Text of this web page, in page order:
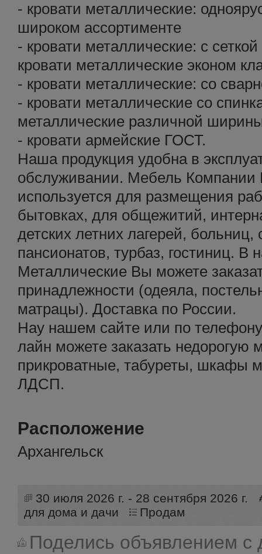
- кровати металлические:
широком ассортименте
- кровати металлические: с
кровати металлические эконом
- кровати металлические: со
- кровати металлические со
металлические различной
- кровати армейские ГОСТ.
Наша продукция удобна в
обслуживании. Мебель Компании
используется для размещения
бытовках, для общежитий,
детских летних лагерей, больниц,
пансионатов, турбаз, гостиниц.
Металлические Вы можете
принадлежности (одеяла,
матрацы). Доставка по России.
Нау нашем сайте или по
лайн можете заказать
прикроватные, табуреты, шкафы
ЛДСП.
Расположение
Архангельск
30 июля 2026 г. - 28 сентября 2026 г.
для дома и дачи
Продам
Поделись объявлением с